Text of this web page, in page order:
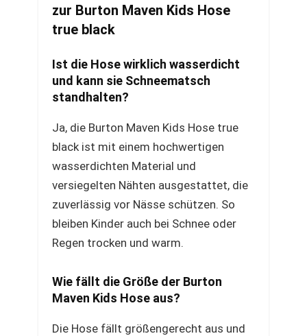
zur Burton Maven Kids Hose
true black
Ist die Hose wirklich wasserdicht
und kann sie Schneematsch
standhalten?
Ja, die Burton Maven Kids Hose true
black ist mit einem hochwertigen
wasserdichten Material und
versiegelten Nähten ausgestattet, die
zuverlässig vor Nässe schützen. So
bleiben Kinder auch bei Schnee oder
Regen trocken und warm.
Wie fällt die Größe der Burton
Maven Kids Hose aus?
Die Hose fällt größengerecht aus und